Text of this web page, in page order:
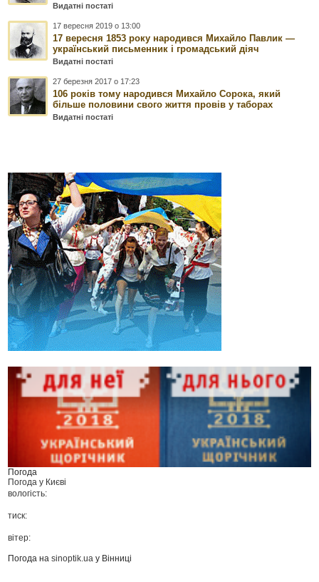
Видатні постаті
17 вересня 2019 о 13:00
17 вересня 1853 року народився Михайло Павлик —
український письменник і громадський діяч
Видатні постаті
27 березня 2017 о 17:23
106 років тому народився Михайло Сорока, який
більше половини свого життя провів у таборах
Видатні постаті
Погода
Погода у Києві
вологість:
тиск:
вітер:
Погода наsinoptik.ua у Вінниці